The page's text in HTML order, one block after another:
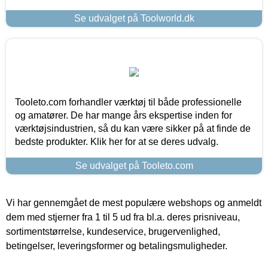
Se udvalget på Toolworld.dk
Tooleto.com forhandler værktøj til både professionelle
og amatører. De har mange års ekspertise inden for
værktøjsindustrien, så du kan være sikker på at finde de
bedste produkter. Klik her for at se deres udvalg.
Se udvalget på Tooleto.com
Vi har gennemgået de mest populære webshops og anmeldt
dem med stjerner fra 1 til 5 ud fra bl.a. deres prisniveau,
sortimentstørrelse, kundeservice, brugervenlighed,
betingelser, leveringsformer og betalingsmuligheder.